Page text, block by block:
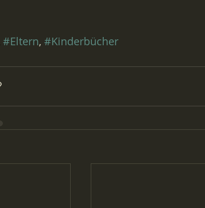
#Eltern, #Kinderbücher